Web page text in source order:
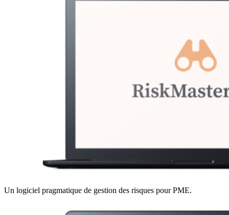
Un logiciel pragmatique de gestion des risques pour PME.